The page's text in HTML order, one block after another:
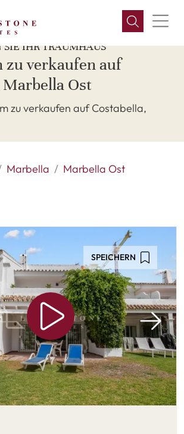
SIE IHR TRAUMHAUS
verkaufen auf
Ost
zu verkaufen auf Costabella,
Marbella
Marbella Ost
SPEICHERN